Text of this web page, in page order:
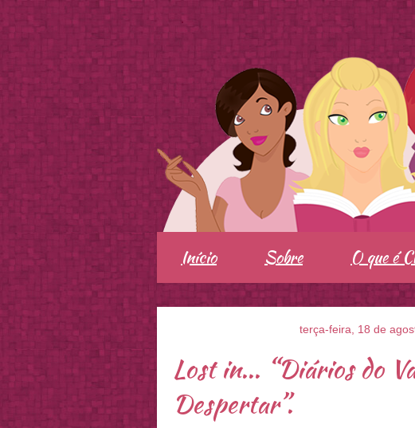
.
Início Sobre O que é
terça-feira, 18 de
Lost in... “Diários do
Despertar”.